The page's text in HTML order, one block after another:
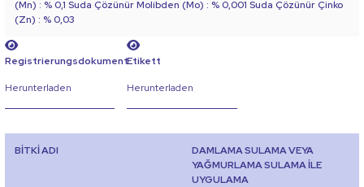
(Mn) : % 0,1 Suda Çözünür Molibden (Mo) : % 0,001 Suda Çözünür Çinko
(Zn) : % 0,03
Registrierungsdokument
Herunterladen
Etikett
Herunterladen
BİTKİ ADI
DAMLAMA SULAMA VEYA
YAĞMURLAMA SULAMA İLE
UYGULAMA